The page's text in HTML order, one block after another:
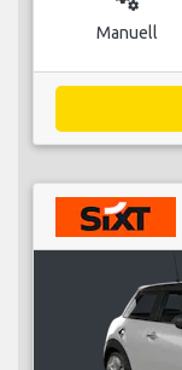
Manuell